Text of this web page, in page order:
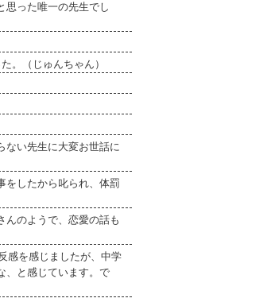
思った唯一の先生でし
。（じゅんちゃん）
ない先生に大変お世話に
をしたから叱られ、体罰
んのようで、恋愛の話も
感を感じましたが、中学
、と感じています。で